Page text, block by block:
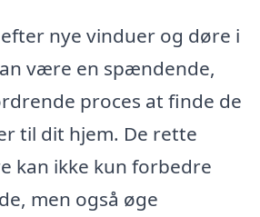
nye vinduer og døre i
være en spændende,
proces at finde de
til dit hjem. De rette
kan ikke kun forbedre
men også øge